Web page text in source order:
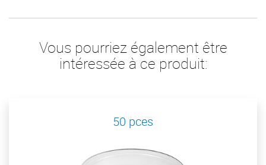
Vous pourriez également être
intéressée à ce produit:
50 pces